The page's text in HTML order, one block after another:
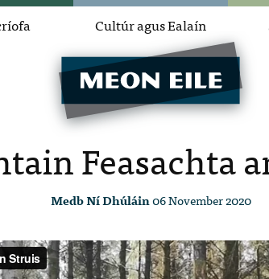
Cultúr agus Ealaín
Feasachta
Medb Ní Dhúláin06 November 2020